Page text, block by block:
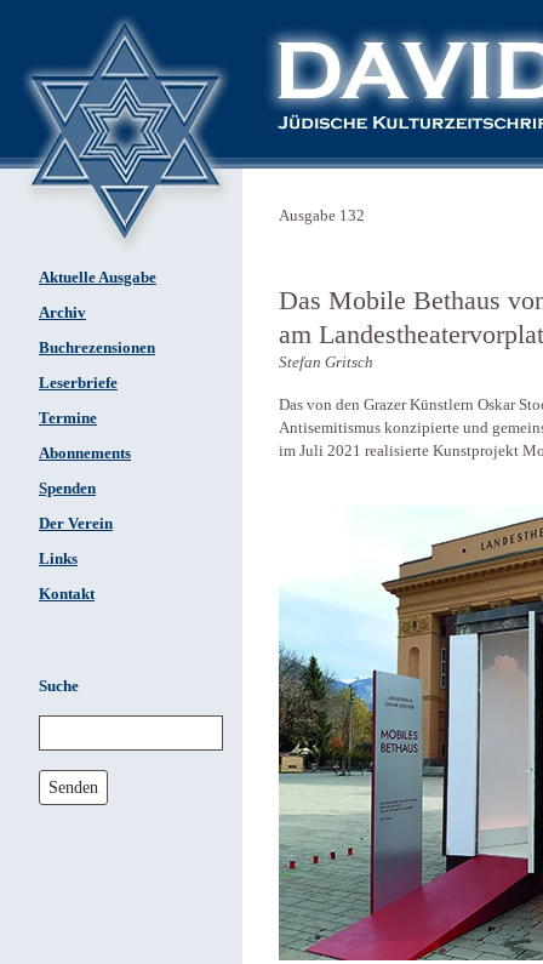
Aktuelle Ausgabe
Archiv
Buchrezensionen
Leserbriefe
Termine
Abonnements
Spenden
Der Verein
Links
Kontakt
Suche
Senden
Ausgabe 132
Das Mobile Bethaus
am
Stefan Gritsch
Das von den Grazer Künstlern Oskar
Antisemitismus konzipierte und
im Juli 2021 realisierte Kunstprojekt